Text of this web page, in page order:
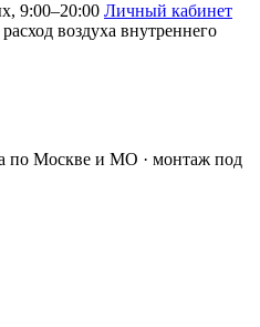
9:00–20:00 Личный кабинет
воздуха внутреннего
по Москве и МО · монтаж под